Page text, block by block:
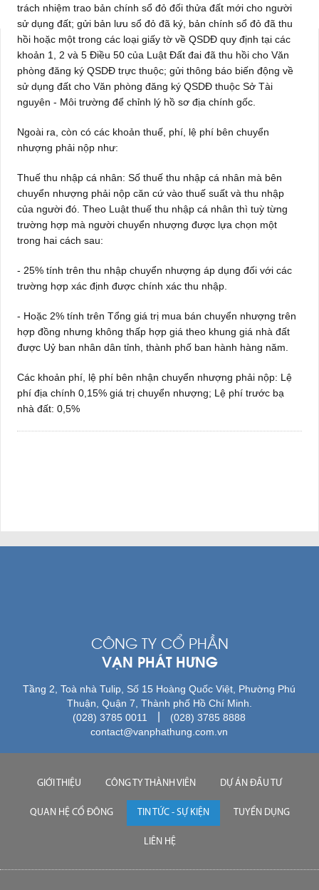
trách nhiệm trao bản chính sổ đỏ đối thửa đất mới cho người
sử dụng đất; gửi bản lưu sổ đỏ đã ký, bản chính sổ đỏ đã thu
hồi hoặc một trong các loại giấy tờ về QSDĐ quy định tại các
khoản 1, 2 và 5 Điều 50 của Luật Đất đai đã thu hồi cho Văn
phòng đăng ký QSDĐ trực thuộc; gửi thông báo biến động về
sử dụng đất cho Văn phòng đăng ký QSDĐ thuộc Sở Tài
nguyên - Môi trường để chỉnh lý hồ sơ địa chính gốc.
Ngoài ra, còn có các khoản thuế, phí, lệ phí bên chuyển
nhượng phải nộp như:
Thuế thu nhập cá nhân: Số thuế thu nhập cá nhân mà bên
chuyển nhượng phải nộp căn cứ vào thuế suất và thu nhập
của người đó. Theo Luật thuế thu nhập cá nhân thì tuỳ từng
trường hợp mà người chuyển nhượng được lựa chọn một
trong hai cách sau:
- 25% tính trên thu nhập chuyển nhượng áp dụng đối với các
trường hợp xác định được chính xác thu nhập.
- Hoặc 2% tính trên Tổng giá trị mua bán chuyển nhượng trên
hợp đồng nhưng không thấp hợp giá theo khung giá nhà đất
được Uỷ ban nhân dân tỉnh, thành phố ban hành hàng năm.
Các khoản phí, lệ phí bên nhận chuyển nhượng phải nộp: Lệ
phí địa chính 0,15% giá trị chuyển nhượng; Lệ phí trước bạ
nhà đất: 0,5%
CÔNG TY CỔ PHẦN
VẠN PHÁT HƯNG
Tầng 2, Toà nhà Tulip, Số 15 Hoàng Quốc Việt, Phường Phú
Thuận, Quận 7, Thành phố Hồ Chí Minh.
(028) 3785 0011
(028) 3785 8888
contact@vanphathung.com.vn
GIỚI THIỆU CÔNG TY THÀNH VIÊN DỰ ÁN ĐẦU TƯ
QUAN HỆ CỔ ĐÔNG TIN TỨC - SỰ KIỆN TUYỂN DỤNG
LIÊN HỆ